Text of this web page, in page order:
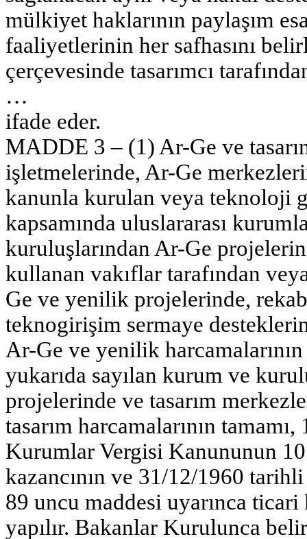
mülkiyet haklarının paylaşım
faaliyetlerinin her safhasını
çerçevesinde tasarımcı
…
ifade eder.
MADDE 3 – (1) Ar-Ge ve
işletmelerinde, Ar-Ge
kanunla kurulan veya teknoloji
kapsamında uluslararası
kuruluşlarından Ar-Ge
kullanan vakıflar tarafından
Ge ve yenilik projelerinde,
teknogirişim sermaye
Ar-Ge ve yenilik
yukarıda sayılan kurum ve
projelerinde ve tasarım
tasarım harcamalarının
Kurumlar Vergisi Kanununun
kazancının ve 31/12/1960
89 uncu maddesi uyarınca
yapılır. Bakanlar Kurulunca